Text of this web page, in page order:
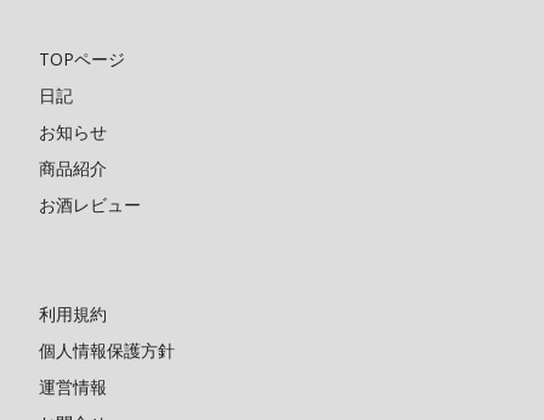
TOPページ
日記
お知らせ
商品紹介
お酒レビュー
利用規約
個人情報保護方針
運営情報